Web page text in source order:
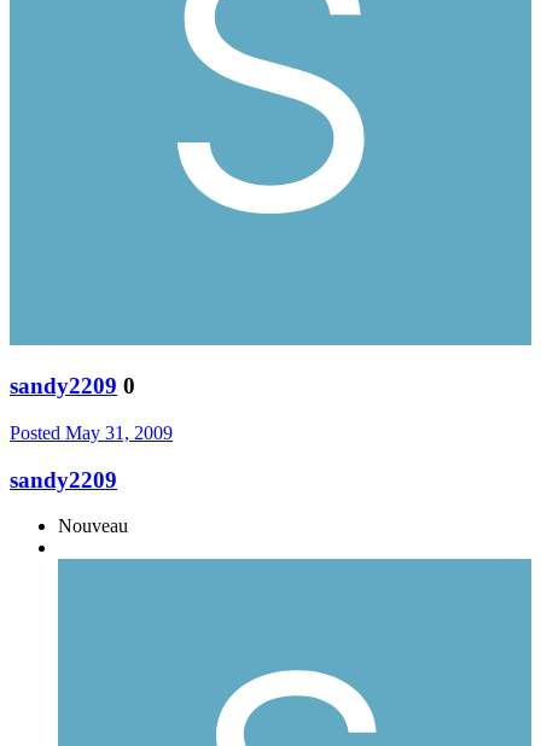
sandy2209 0
Posted May 31, 2009
sandy2209
Nouveau